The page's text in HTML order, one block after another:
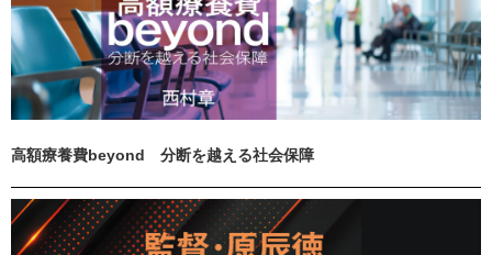
高額療養費beyond 分断を越える社会保障